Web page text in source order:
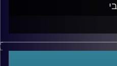
התחילו בכלל מטעות.
עובש, פוסט־איט